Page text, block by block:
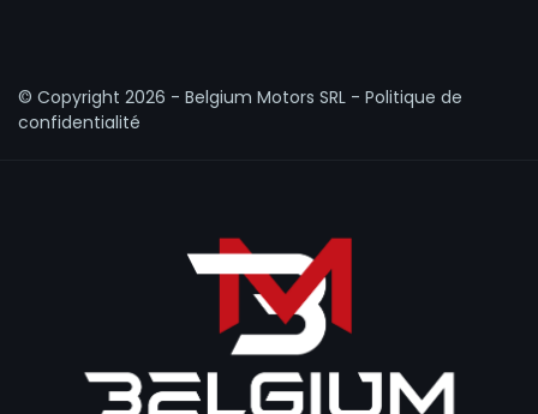
© Copyright 2026 - Belgium Motors SRL - Politique de
confidentialité